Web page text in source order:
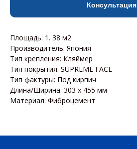
Консультация
Площадь: 1. 38 м2
Производитель: Япония
Тип крепления: Кляймер
Тип покрытия: SUPREME FACE
Тип фактуры: Под кирпич
Длина/Ширина: 303 х 455 мм
Материал: Фиброцемент